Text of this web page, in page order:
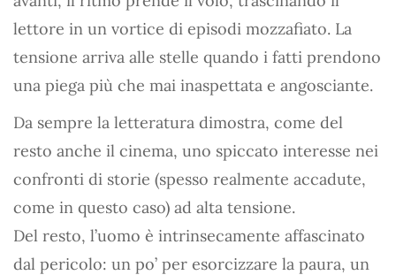
lettore in un vortice di episodi mozzafiato. La
tensione arriva alle stelle quando i fatti prendono
una piega più che mai inaspettata e angosciante.
Da sempre la letteratura dimostra, come del
resto anche il cinema, uno spiccato interesse nei
confronti di storie (spesso realmente accadute,
come in questo caso) ad alta tensione.
Del resto, l’uomo è intrinsecamente affascinato
dal pericolo: un po’ per esorcizzare la paura, un